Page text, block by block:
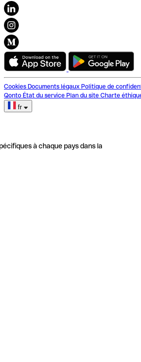
Cookies Documents légaux Politique de
Qonto État du service Plan du site Charte
fr
à chaque pays dans la